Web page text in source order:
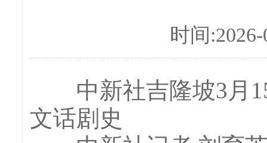
时间
中新社吉隆坡3月15
文话剧史